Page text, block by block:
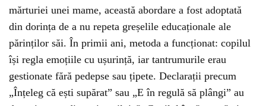
mărturiei unei mame, această abordare a fost adoptată
din dorința de a nu repeta greșelile educaționale ale
părinților săi. În primii ani, metoda a funcționat: copilul
își regla emoțiile cu ușurință, iar tantrumurile erau
gestionate fără pedepse sau țipete. Declarații precum
„Înțeleg că ești supărat” sau „E în regulă să plângi” au